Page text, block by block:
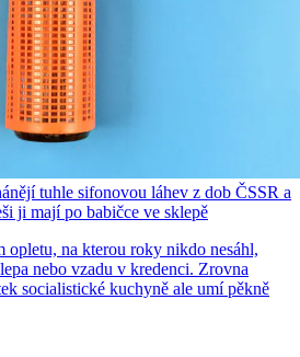
tuhle sifonovou láhev z dob ČSSR a
ji mají po babičce ve sklepě
opletu, na kterou roky nikdo nesáhl,
nebo vzadu v kredenci. Zrovna
socialistické kuchyně ale umí pěkně